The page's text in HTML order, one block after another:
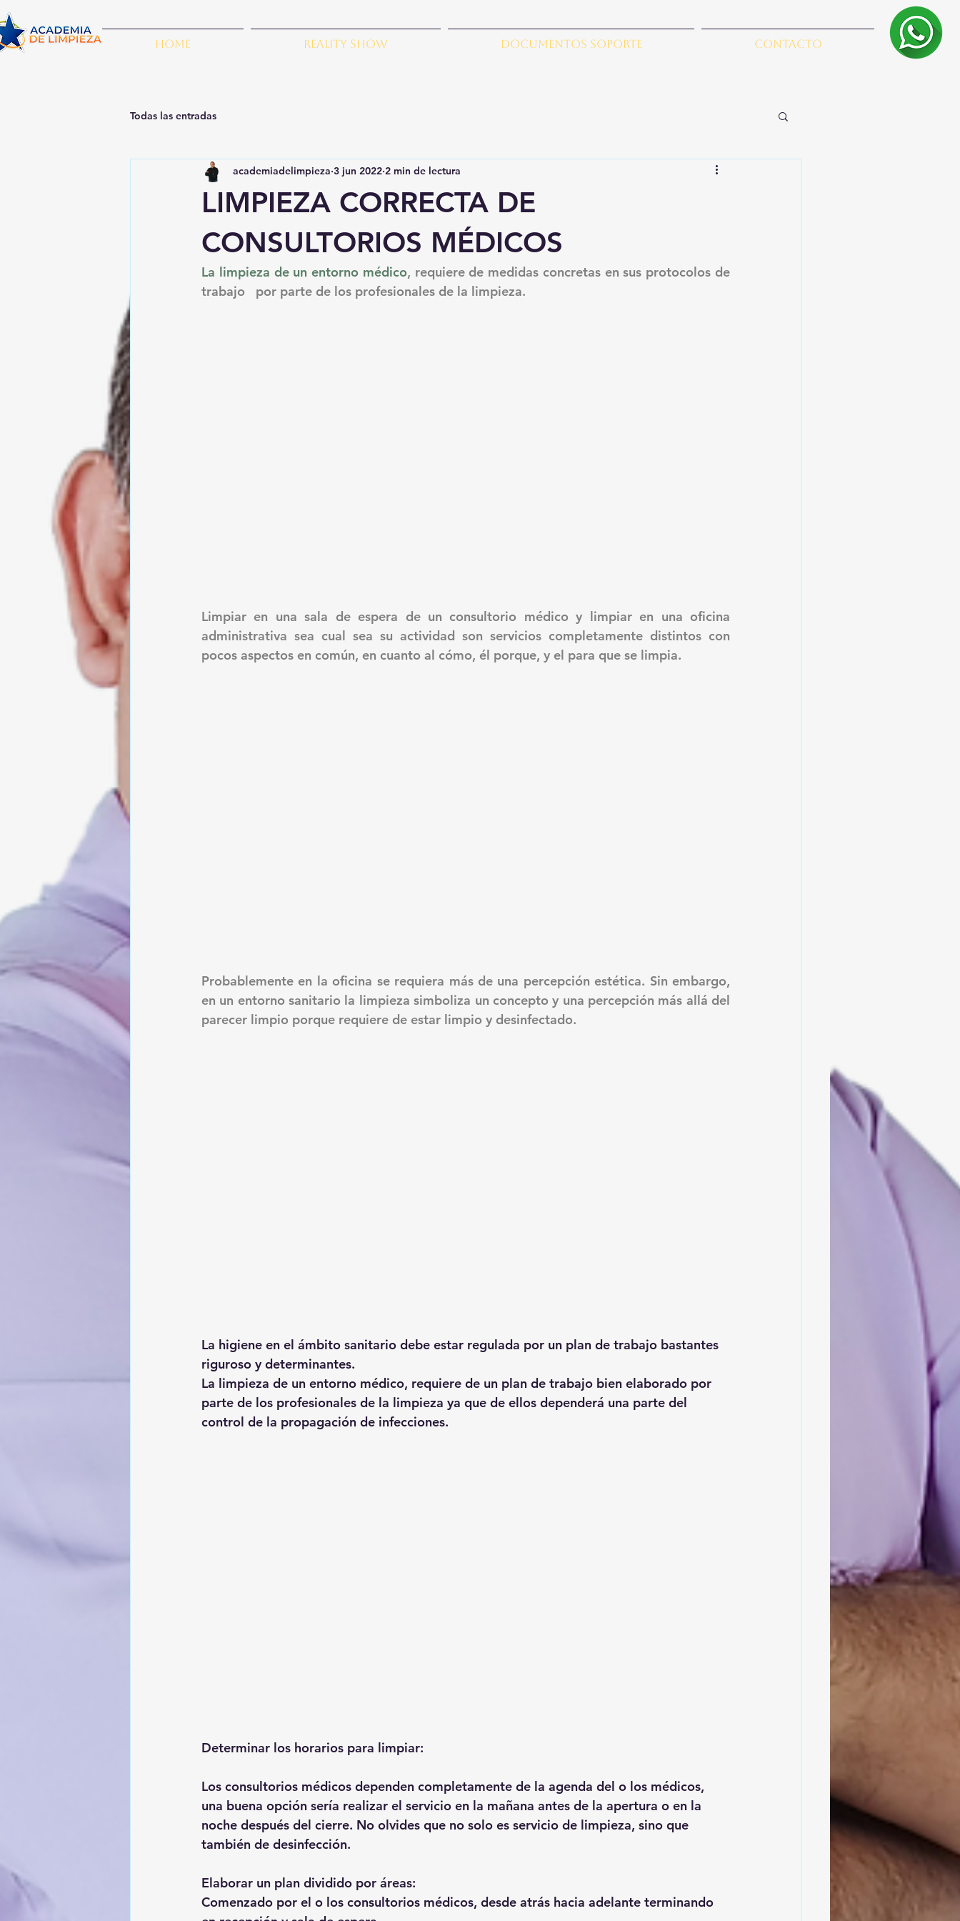
Home Reality show Documentos Soporte Contacto
Todas las entradas
LIMPIEZA CORRECTA DE
CONSULTORIOS MÉDICOS
academiadelimpieza 3 jun 2022 2 min de lectura
La limpieza de un entorno médico, requiere de medidas concretas en sus protocolos de
trabajo   por parte de los profesionales de la limpieza.
Limpiar en una sala de espera de un consultorio médico y limpiar en una oficina
administrativa sea cual sea su actividad son servicios completamente distintos con
pocos aspectos en común, en cuanto al cómo, él porque, y el para que se limpia.
Probablemente en la oficina se requiera más de una percepción estética. Sin embargo,
en un entorno sanitario la limpieza simboliza un concepto y una percepción más allá del
parecer limpio porque requiere de estar limpio y desinfectado.
La higiene en el ámbito sanitario debe estar regulada por un plan de trabajo bastantes
riguroso y determinantes.
La limpieza de un entorno médico, requiere de un plan de trabajo bien elaborado por
parte de los profesionales de la limpieza ya que de ellos dependerá una parte del
control de la propagación de infecciones.
Determinar los horarios para limpiar:
Los consultorios médicos dependen completamente de la agenda del o los médicos,
una buena opción sería realizar el servicio en la mañana antes de la apertura o en la
noche después del cierre. No olvides que no solo es servicio de limpieza, sino que
también de desinfección.
Elaborar un plan dividido por áreas:
Comenzado por el o los consultorios médicos, desde atrás hacia adelante terminando